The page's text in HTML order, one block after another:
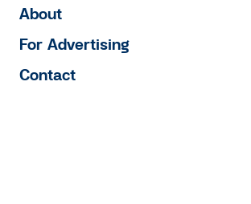
About
For Advertising
Contact